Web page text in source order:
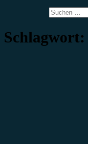
Suchen
nach:
Schlagwort: